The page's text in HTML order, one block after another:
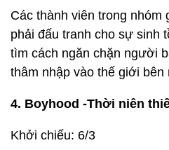
Các thành viên trong nhóm
phải đấu tranh cho sự sinh
tìm cách ngăn chặn người
thâm nhập vào thế giới bên
4. Boyhood -Thời niên
Khởi chiếu: 6/3